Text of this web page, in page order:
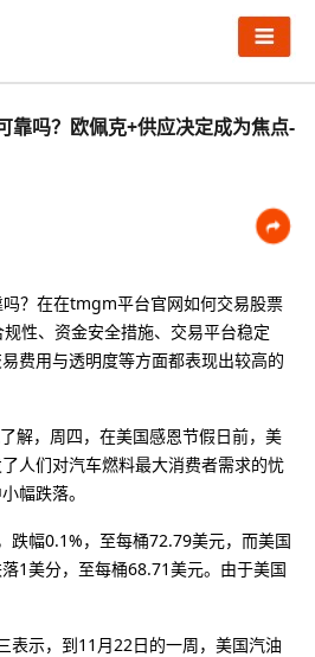
吗？欧佩克+供应决定成为焦点-
？在在tmgm平台官网如何交易股票
性、资金安全措施、交易平台稳定
费用与透明度等方面都表现出较高的
解，周四，在美国感恩节假日前，美
人们对汽车燃料最大消费者需求的忧
幅跌落。
跌幅0.1%，至每桶72.79美元，而美国
1美分，至每桶68.71美元。由于美国
表示，到11月22日的一周，美国汽油